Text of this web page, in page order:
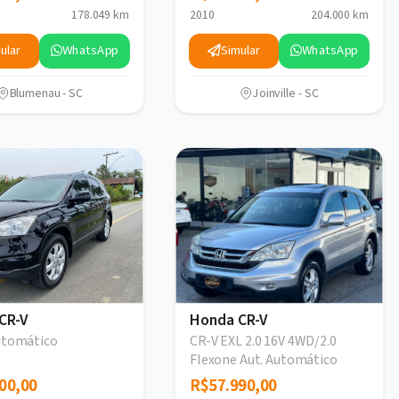
178.049 km
WhatsApp
Blumenau - SC
2010 204.000 km
Simular WhatsApp
Joinville - SC
V Honda CR-V
CR-V EXL 2.0 16V 4WD/2.0
Flexone Aut. Automático
R$57.990,00
R$57.990,00